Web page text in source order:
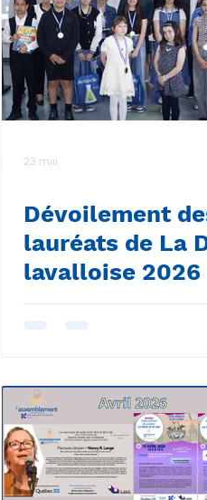
23 mai
Dévoilement
lauréats de La
lavalloise 2026